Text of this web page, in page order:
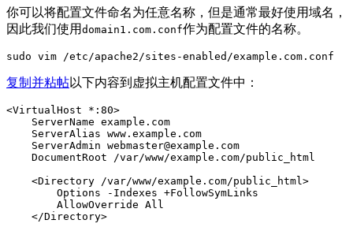
你可以将配置文件命名为任意名称，但是通常最好使用域名，
因此我们使用 domain1.com.conf作为配置文件的名称。
sudo vim /etc/apache2/sites-enabled/example.com.conf
复制并粘帖以下内容到虚拟主机配置文件中：
<VirtualHost *:80>
    ServerName example.com
    ServerAlias www.example.com
    ServerAdmin webmaster@example.com
    DocumentRoot /var/www/example.com/public_html
    <Directory /var/www/example.com/public_html>
        Options -Indexes +FollowSymLinks
        AllowOverride All
    </Directory>